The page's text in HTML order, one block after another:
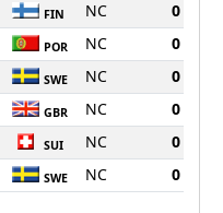
FIN NC
0
POR NC
0
SWE NC
0
GBR NC
0
SUI NC
0
SWE NC 0